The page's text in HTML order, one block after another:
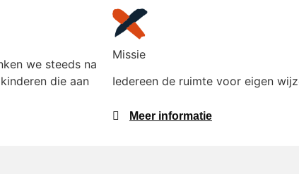
we steeds na
die aan
Missie
Iedereen de ruimte voor eigen
Meer informatie